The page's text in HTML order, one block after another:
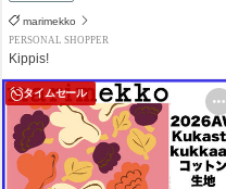
marimekko
PERSONAL SHOPPER
Kippis!
タイムセール